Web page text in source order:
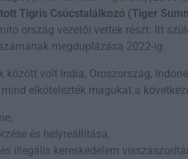
Tigris Csúcstalálkozó (Tiger
ország vezetői vettek részt. Itt
megduplázása 2022-ig.
között volt India, Oroszország,
elkötelezték magukat a
és helyreállítása,
illegális kereskedelem